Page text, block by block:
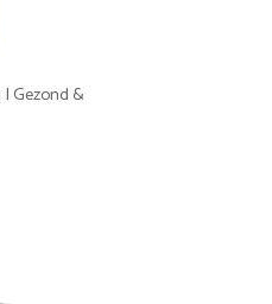
| Gezond &